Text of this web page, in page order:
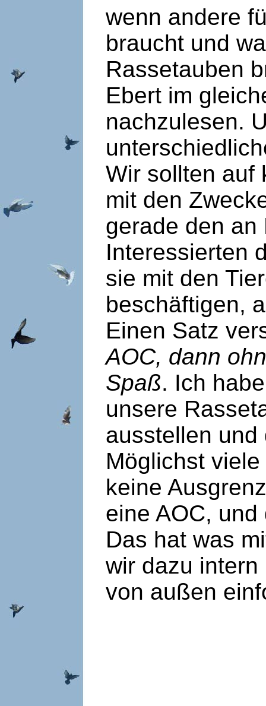
wenn andere
braucht und
Rassetauben
Ebert im
nachzulesen.
Wir sollten auf
mit den
gerade den an
Interessierten
sie mit den
beschäftigen,
Einen Satz
AOC, dann
Spaß. Ich
unsere
ausstellen und
Möglichst
keine
eine AOC,
Das hat was
wir dazu
von außen